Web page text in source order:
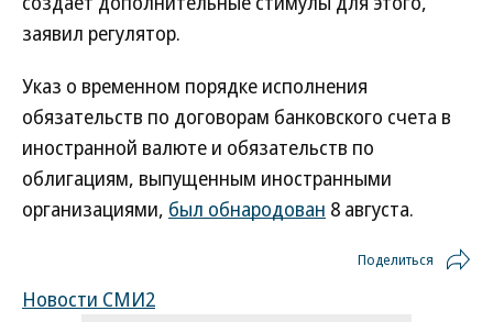
заявил регулятор.
Указ о временном порядке исполнения
обязательств по договорам банковского счета в
иностранной валюте и обязательств по
облигациям, выпущенным иностранными
организациями, был обнародован 8 августа.
Поделиться
Новости СМИ2